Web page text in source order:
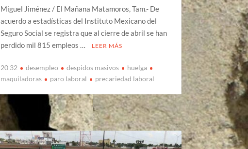
Miguel Jiménez / El Mañana Matamoros, Tam.- De
acuerdo a estadísticas del Instituto Mexicano del
Seguro Social se registra que al cierre de abril se han
perdido mil 815 empleos …
LEER MÁS
20 32 desempleo despidos masivos
huelga
maquiladoras
paro laboral precariedad laboral